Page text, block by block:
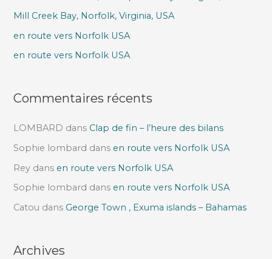
h
e
Mill Creek Bay, Norfolk, Virginia, USA
en route vers Norfolk USA
en route vers Norfolk USA
Commentaires récents
LOMBARD dans Clap de fin – l’heure des bilans
Sophie lombard dans en route vers Norfolk USA
Rey dans en route vers Norfolk USA
Sophie lombard dans en route vers Norfolk USA
Catou dans George Town , Exuma islands – Bahamas
Archives